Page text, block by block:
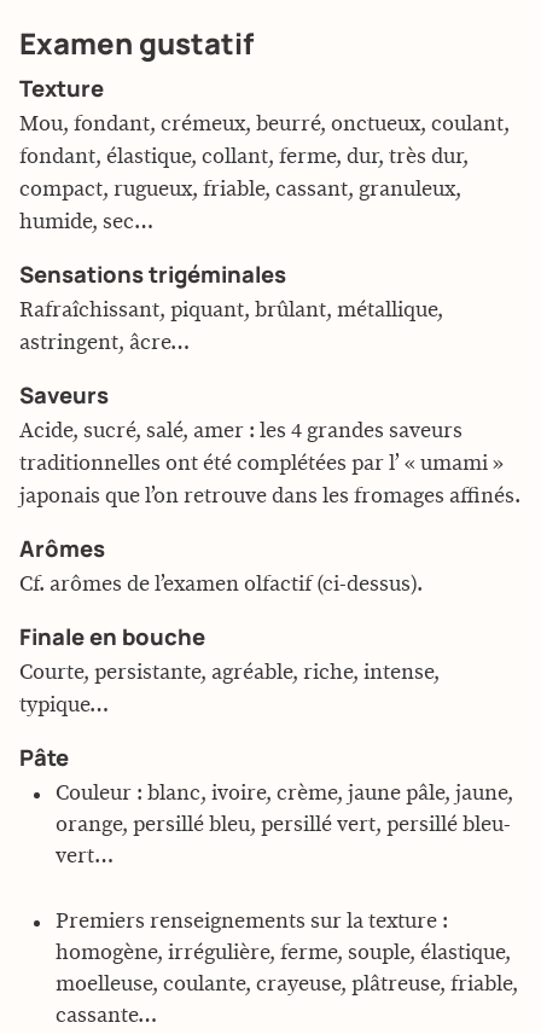
Examen gustatif
Texture
Mou, fondant, crémeux, beurré, onctueux, coulant,
fondant, élastique, collant, ferme, dur, très dur,
compact, rugueux, friable, cassant, granuleux,
humide, sec…
Sensations trigéminales
Rafraîchissant, piquant, brûlant, métallique,
astringent, âcre…
Saveurs
Acide, sucré, salé, amer : les 4 grandes saveurs
traditionnelles ont été complétées par l’ « umami »
japonais que l’on retrouve dans les fromages affinés.
Arômes
Cf. arômes de l’examen olfactif (ci-dessus).
Finale en bouche
Courte, persistante, agréable, riche, intense,
typique…
Pâte
Couleur : blanc, ivoire, crème, jaune pâle, jaune,
orange, persillé bleu, persillé vert, persillé bleu-
vert…
Premiers renseignements sur la texture :
homogène, irrégulière, ferme, souple, élastique,
moelleuse, coulante, crayeuse, plâtreuse, friable,
cassante…